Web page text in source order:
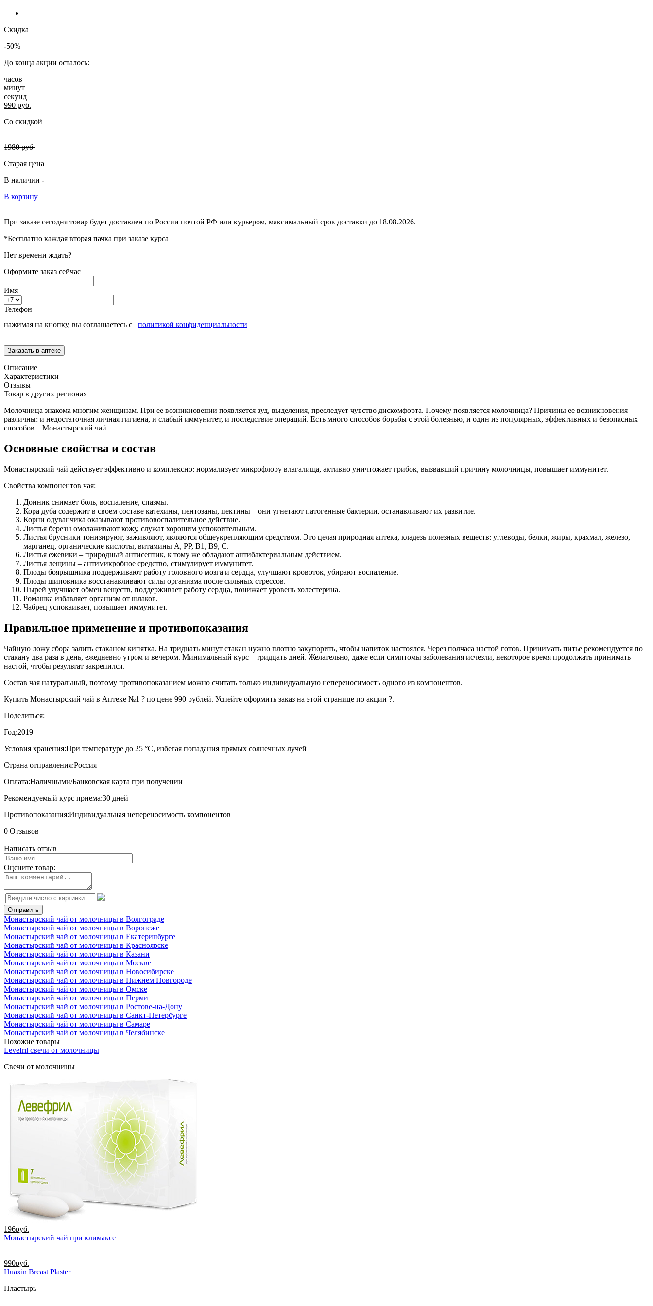
Скидка
-50%
До конца акции осталось:
часов
минут
секунд
990 руб.
Со скидкой
1980руб.
Старая цена
В наличии -
В корзину
При заказе сегодня товар будет доставлен по России почтой РФ или курьером, максимальный срок доставки до 18.08.2026.
*Бесплатно каждая вторая пачка при заказе курса
Нет времени ждать?
Оформите заказ сейчас
Имя
Телефон
нажимая на кнопку, вы соглашаетесь с политикой конфиденциальности
Описание
Характеристики
Отзывы
Товар в других регионах
Молочница знакома многим женщинам. При ее возникновении появляется зуд, выделения, преследует чувство дискомфорта. Почему появляется молочница? Причины ее возникновения
различны: и недостаточная личная гигиена, и слабый иммунитет, и последствие операций. Есть много способов борьбы с этой болезнью, и один из популярных, эффективных и безопасных
способов – Монастырский чай.
Основные свойства и состав
Монастырский чай действует эффективно и комплексно: нормализует микрофлору влагалища, активно уничтожает грибок, вызвавший причину молочницы, повышает иммунитет.
Свойства компонентов чая:
Донник снимает боль, воспаление, спазмы.
Кора дуба содержит в своем составе катехины, пентозаны, пектины – они угнетают патогенные бактерии, останавливают их развитие.
Корни одуванчика оказывают противовоспалительное действие.
Листья березы омолаживают кожу, служат хорошим успокоительным.
Листья брусники тонизируют, заживляют, являются общеукрепляющим средством. Это целая природная аптека, кладезь полезных веществ: углеводы, белки, жиры, крахмал, железо,
марганец, органические кислоты, витамины A, PP, B1, B9, C.
Листья ежевики – природный антисептик, к тому же обладают антибактериальным действием.
Листья лещины – антимикробное средство, стимулирует иммунитет.
Плоды боярышника поддерживают работу головного мозга и сердца, улучшают кровоток, убирают воспаление.
Плоды шиповника восстанавливают силы организма после сильных стрессов.
Пырей улучшает обмен веществ, поддерживает работу сердца, понижает уровень холестерина.
Ромашка избавляет организм от шлаков.
Чабрец успокаивает, повышает иммунитет.
Правильное применение и противопоказания
Чайную ложу сбора залить стаканом кипятка. На тридцать минут стакан нужно плотно закупорить, чтобы напиток настоялся. Через полчаса настой готов. Принимать питье рекомендуется по
стакану два раза в день, ежедневно утром и вечером. Минимальный курс – тридцать дней. Желательно, даже если симптомы заболевания исчезли, некоторое время продолжать принимать
настой, чтобы результат закрепился.
Состав чая натуральный, поэтому противопоказанием можно считать только индивидуальную непереносимость одного из компонентов.
Купить Монастырский чай в Аптеке №1 ? по цене 990 рублей. Успейте оформить заказ на этой странице по акции ?.
Поделиться:
Год:2019
Условия хранения:При температуре до 25 °C, избегая попадания прямых солнечных лучей
Страна отправления:Россия
Оплата:Наличными/Банковская карта при получении
Рекомендуемый курс приема:30 дней
Противопоказания:Индивидуальная непереносимость компонентов
0 Отзывов
Написать отзыв
Оцените товар:
Монастырский чай от молочницы в Волгограде
Монастырский чай от молочницы в Воронеже
Монастырский чай от молочницы в Екатеринбурге
Монастырский чай от молочницы в Красноярске
Монастырский чай от молочницы в Казани
Монастырский чай от молочницы в Москве
Монастырский чай от молочницы в Новосибирске
Монастырский чай от молочницы в Нижнем Новгороде
Монастырский чай от молочницы в Омске
Монастырский чай от молочницы в Перми
Монастырский чай от молочницы в Ростове-на-Дону
Монастырский чай от молочницы в Санкт-Петербурге
Монастырский чай от молочницы в Самаре
Монастырский чай от молочницы в Челябинске
Похожие товары
Levefril свечи от молочницы
Свечи от молочницы
196руб.
Монастырский чай при климаксе
990руб.
Huaxin Breast Plaster
Пластырь